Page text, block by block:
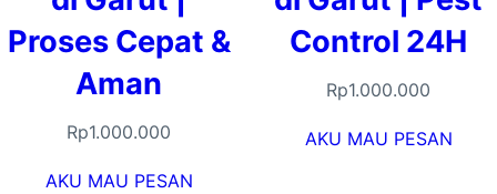
Proses Cepat &
Aman
Rp1.000.000
AKU MAU PESAN
Control 24H
Rp1.000.000
AKU MAU PESAN